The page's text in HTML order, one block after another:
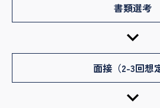
書類選考
面接（2-3回想